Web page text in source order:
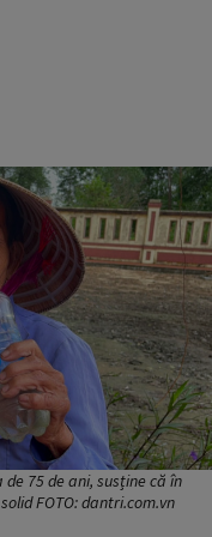
75 de ani, susține că în
FOTO: dantri.com.vn